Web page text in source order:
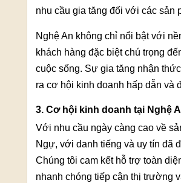
nhu cầu gia tăng đối với các sản
Nghệ An không chỉ nổi bật với
khách hàng đặc biệt chú trọng
cuộc sống. Sự gia tăng nhận
ra cơ hội kinh doanh hấp dẫn và
3. Cơ hội kinh doanh tại Nghệ
Với nhu cầu ngày càng cao về
Ngự, với danh tiếng và uy tín đã
Chúng tôi cam kết hỗ trợ toàn
nhanh chóng tiếp cận thị trường